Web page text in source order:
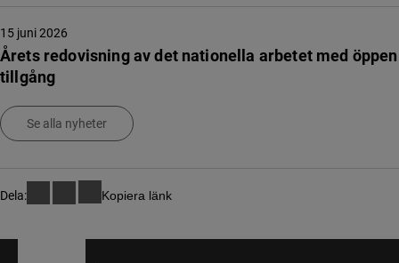
Årets redovisning av det nationella arbetet med öppen
tillgång
15 juni 2026
Se alla nyheter
Dela: Kopiera länk